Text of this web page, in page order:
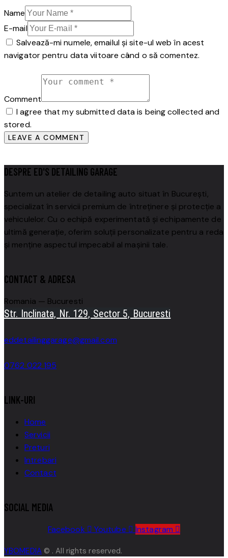
Name
E-mail
Salvează-mi numele, emailul și site-ul web în acest
navigator pentru data viitoare când o să comentez.
Comment
I agree that my submitted data is being collected and
stored.
DESPRE ED'S DETAILING GARAGE
Suntem un atelier de detailing auto situat în București,
specializat în servicii premium de întreținere și protecție a
vehiculelor. Cu o echipă experimentată și echipamente de
ultimă generație, oferim soluții personalizate pentru a reda
și menține aspectul impecabil al mașinii tale.
CONTACT & ADRESA
Romania — Bucuresti
Str. Inclinata, Nr. 129, Sector 5, Bucuresti
eddetailinggarage@gmail.com
0762 022 195
LINK-URI
Home
Servicii
Preturi
Intrebari
Contact
SOCIAL MEDIA
Facebook Youtube Instagram
YBOMEDIA© . All rights reserved.